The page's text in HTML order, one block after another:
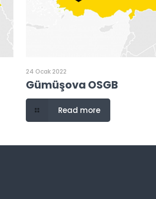
24 Ocak 2022
Gümüşova OSGB
Read more